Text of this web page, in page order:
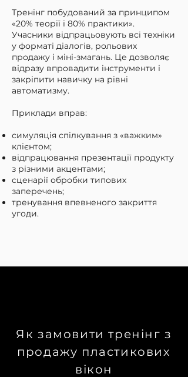
Тренінг побудований за принципом
«20% теорії і 80% практики».
Учасники відпрацьовують всі техніки
у форматі діалогів, рольових
продажу і міні-змагань. Це дозволяє
відразу впровадити інструменти і
закріпити навичку на рівні
автоматизму.
Приклади вправ:
симуляція спілкування з «важким»
клієнтом;
відпрацювання презентації продукту
з різними акцентами;
сценарії обробки типових
заперечень;
тренування впевненого закриття
угоди.
Як замовити тренінг з
продажу пластикових
вікон